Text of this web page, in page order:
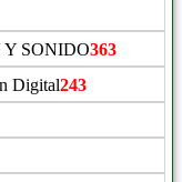
SONIDO363
Digital243